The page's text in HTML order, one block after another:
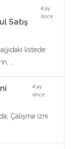
Satış
4 ay
önce
listede
...
4 ay
önce
Çalışma izni